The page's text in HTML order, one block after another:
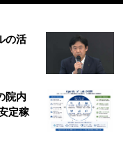
の活
院内
定稼